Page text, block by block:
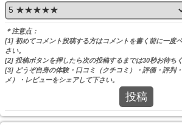
＊注意点：
[1] 初めてコメント投稿する方はコメントを書く前に一度
さい。
[2] 投稿ボタンを押したら次の投稿するまでは30秒お待ち
[3] どうぞ自身の体験・口コミ（クチコミ）・評価・評判
メ）・レビューをシェアして下さい。
投稿